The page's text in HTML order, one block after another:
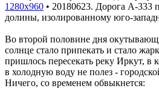
1280x960 • 20180623. Дорога A-333
долины, изолированному юго-
Во второй половине дня
солнце стало припекать и стало
пришлось пересекать реку Иркут, в
в холодную воду не полез -
Ничего, со временем обвыкнется: